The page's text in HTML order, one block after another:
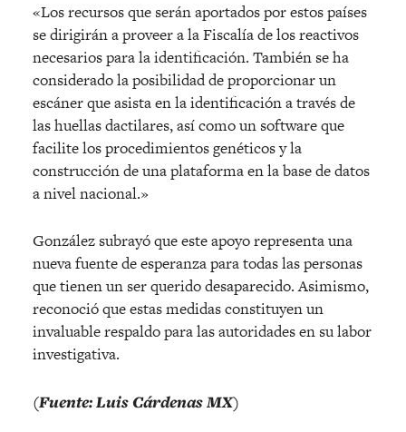
«Los recursos que serán aportados por estos países
se dirigirán a proveer a la Fiscalía de los reactivos
necesarios para la identificación. También se ha
considerado la posibilidad de proporcionar un
escáner que asista en la identificación a través de
las huellas dactilares, así como un software que
facilite los procedimientos genéticos y la
construcción de una plataforma en la base de datos
a nivel nacional.»
González subrayó que este apoyo representa una
nueva fuente de esperanza para todas las personas
que tienen un ser querido desaparecido. Asimismo,
reconoció que estas medidas constituyen un
invaluable respaldo para las autoridades en su labor
investigativa.
(Fuente: Luis Cárdenas MX)